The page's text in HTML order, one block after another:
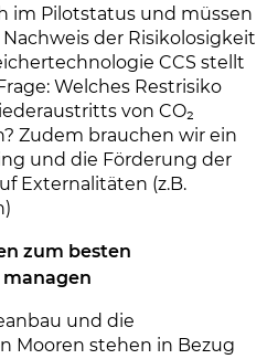
im Pilotstatus und müssen
der Risikolosigkeit
CCS stellt
Welches Restrisiko
von CO₂
Zudem brauchen wir ein
und die Förderung der
Externalitäten (z.B.
zum besten
und die
Mooren stehen in Bezug